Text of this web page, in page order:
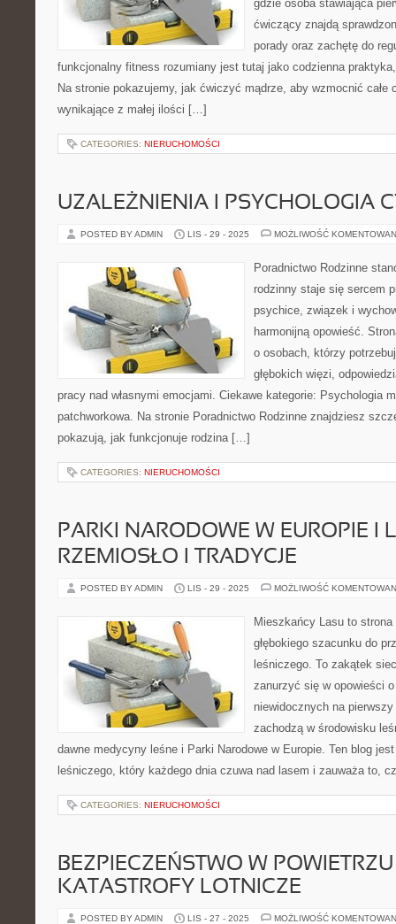
gdzie osoba stawiająca
ćwiczący znajdą
porady oraz zachętę do
funkcjonalny fitness rozumiany jest tutaj jako codzienna
Na stronie pokazujemy, jak ćwiczyć mądrze, aby wzmocnić całe
wynikające z małej ilości […]
CATEGORIES: NIERUCHOMOŚCI
UZALEŻNIENIA I PSYCHOLOGIA
POSTED BY ADMIN LIS - 29 - 2025 MOŻLIWOŚĆ
Poradnictwo Rodzinne
rodzinny staje się sercem
psychice, związek i
harmonijną opowieść.
o osobach, którzy
głębokich więzi,
pracy nad własnymi emocjami. Ciekawe kategorie: Psychologia
patchworkowa. Na stronie Poradnictwo Rodzinne znajdziesz
pokazują, jak funkcjonuje rodzina […]
CATEGORIES: NIERUCHOMOŚCI
PARKI NARODOWE W EUROPIE I
RZEMIOSŁO I TRADYCJE
POSTED BY ADMIN LIS - 29 - 2025 MOŻLIWOŚĆ
Mieszkańcy Lasu to
głębokiego szacunku do
leśniczego. To zakątek
zanurzyć się w opowieści
niewidocznych na
zachodzą w środowisku
dawne medycyny leśne i Parki Narodowe w Europie. Ten blog
leśniczego, który każdego dnia czuwa nad lasem i zauważa to,
CATEGORIES: NIERUCHOMOŚCI
BEZPIECZEŃSTWO W
KATASTROFY LOTNICZE
POSTED BY ADMIN LIS - 27 - 2025 MOŻLIWOŚĆ